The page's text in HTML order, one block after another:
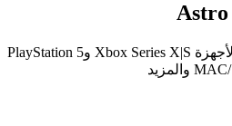
سماعة رأس سلكية للألعاب لأجهزة Xbox Series X|S وPlayStation 5